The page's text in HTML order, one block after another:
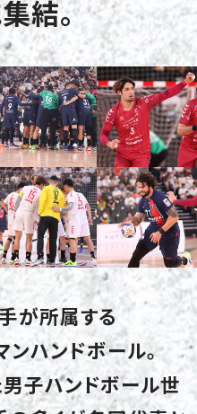
結。
が所属する
ンハンドボール。
子ハンドボール世